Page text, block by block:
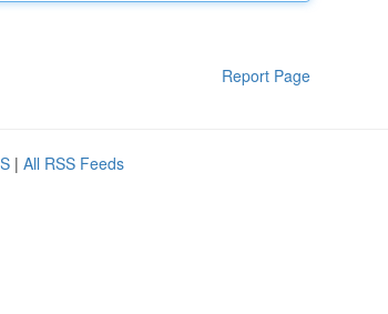
Report Page
| All RSS Feeds